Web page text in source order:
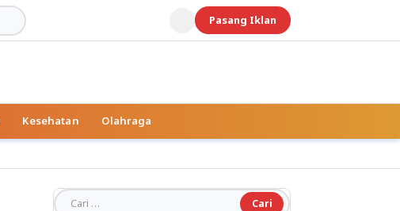
Pasang Iklan
Kesehatan Olahraga